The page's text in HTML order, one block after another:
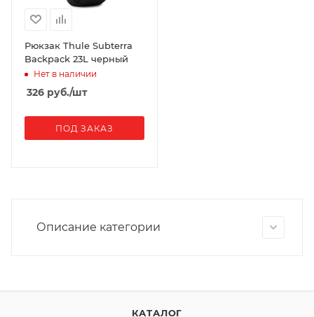
Рюкзак Thule Subterra
Backpack 23L черный
Нет в наличии
326 руб./шт
ПОД ЗАКАЗ
Описание категории
КАТАЛОГ